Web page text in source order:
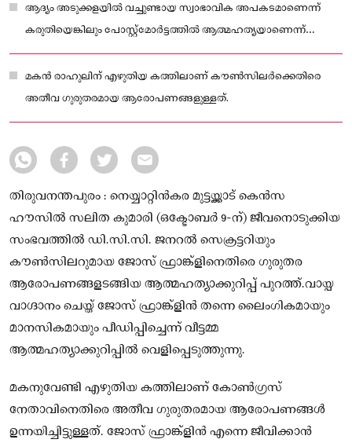
ആദ്യം അടുക്കളയിൽ വച്ചുണ്ടായ സ്വാഭാവിക അപകടമാണെന്ന്
കരുതിയെങ്കിലും പോസ്റ്റ്‌മോർട്ടത്തിൽ ആത്മഹത്യയാണെന്ന്
സ്ഥിരീകരിക്കുകയായിരുന്നു.
മകൻ രാഹുലിന് എഴുതിയ കത്തിലാണ് കൗൺസിലർക്കെതിരെ
അതീവ ഗുരുതരമായ ആരോപണങ്ങളുള്ളത്.
തിരുവനന്തപുരം : നെയ്യാറ്റിൻകര മുട്ടയ്ക്കാട് കെൻസ
ഹൗസിൽ സലിത കുമാരി (ഒക്ടോബർ 9-ന്) ജീവനൊടുക്കിയ
സംഭവത്തിൽ ഡി.സി.സി. ജനറൽ സെക്രട്ടറിയും
കൗൺസിലറുമായ ജോസ് ഫ്രാങ്ക്ളിനെതിരെ ഗുരുതര
ആരോപണങ്ങളടങ്ങിയ ആത്മഹത്യാക്കുറിപ്പ് പുറത്ത്.വായ്പ
വാഗ്ദാനം ചെയ്ത് ജോസ് ഫ്രാങ്ക്ളിൻ തന്നെ ലൈംഗികമായും
മാനസികമായും പീഡിപ്പിച്ചെന്ന് വീട്ടമ്മ
ആത്മഹത്യാക്കുറിപ്പിൽ വെളിപ്പെടുത്തുന്നു.
മകനുവേണ്ടി എഴുതിയ കത്തിലാണ് കോൺഗ്രസ്
നേതാവിനെതിരെ അതീവ ഗുരുതരമായ ആരോപണങ്ങൾ
ഉന്നയിച്ചിട്ടുള്ളത്. ജോസ് ഫ്രാങ്ക്ളിൻ എന്നെ ജീവിക്കാൻ